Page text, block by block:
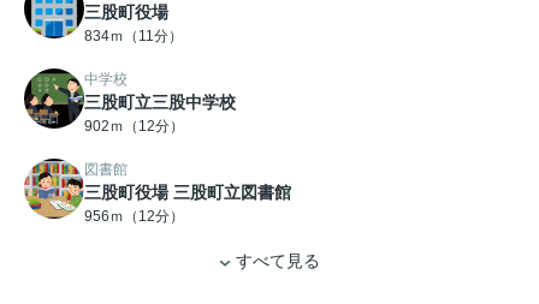
三股町役場
834ｍ（11分）
中学校
三股町立三股中学校
902ｍ（12分）
図書館
三股町役場 三股町立図書館
956ｍ（12分）
すべて見る